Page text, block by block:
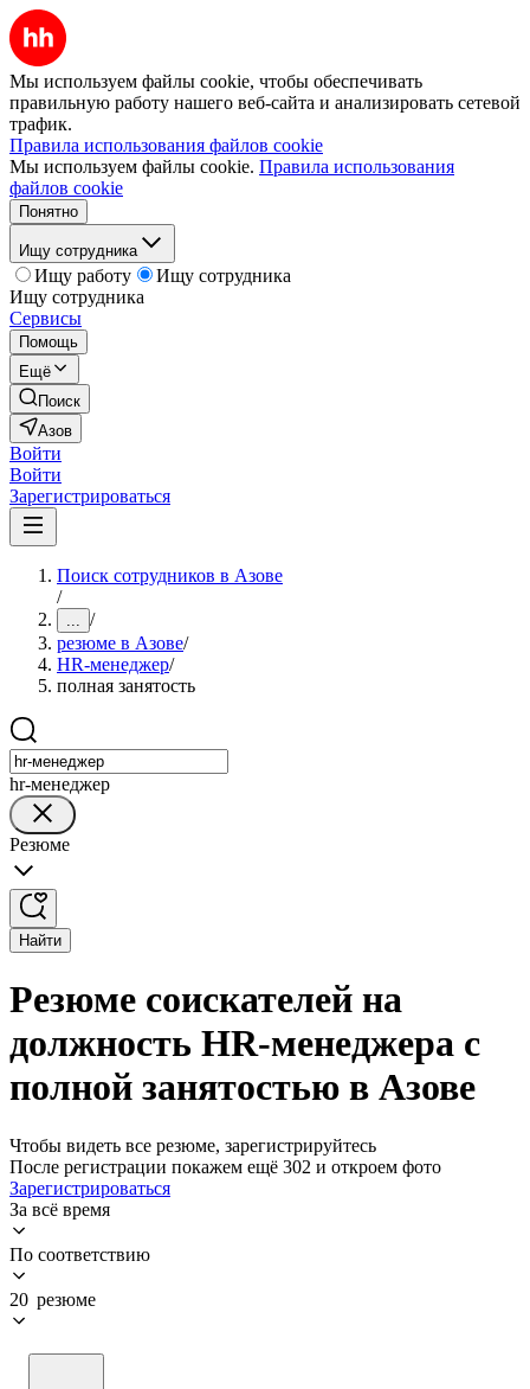
Мы используем файлы cookie, чтобы обеспечивать
правильную работу нашего веб-сайта и анализировать сетевой
трафик.
Правила использования файлов cookie
Мы используем файлы cookie. Правила использования
файлов cookie
Понятно
Ищу сотрудника
Ищу работу
Ищу сотрудника
Ищу сотрудника
Сервисы
Помощь
Ещё
Поиск
Азов
Войти
Войти
Зарегистрироваться
Поиск сотрудников в Азове
/
... /
резюме в Азове/
HR-менеджер/
полная занятость
hr-менеджер
Резюме
Найти
Резюме соискателей на
должность HR-менеджера с
полной занятостью в Азове
Чтобы видеть все резюме, зарегистрируйтесь
После регистрации покажем ещё 302 и откроем фото
Зарегистрироваться
За всё время
По соответствию
20 резюме